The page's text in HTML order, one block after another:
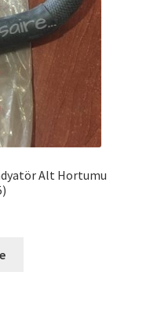
Alt Hortumu